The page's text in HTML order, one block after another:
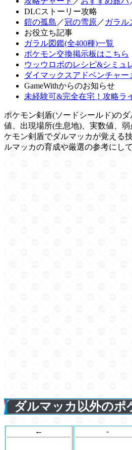
DLCストーリー攻略
鎧の孤島 ／冠の雪原／ ガラル
お役立ち記事
ガラル図鑑(全400種)一覧
ポケモン交換掲示板はこちら
ウッウロボのレシピ&シミュ
ダイマックスアドベンチャー
GameWithからのお知らせ
未経験可&完全在宅！攻略ラ
ポケモン剣盾(ソードシールド)の
値、出現場所(生息地)、実数値、
ケモン剣盾でダルマッカが覚える
ルマッカの育成や厳選の参考にし
ダルマッカ以外のポ
← -